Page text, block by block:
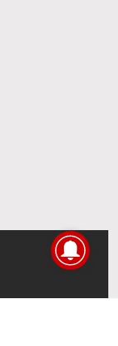
directamente en